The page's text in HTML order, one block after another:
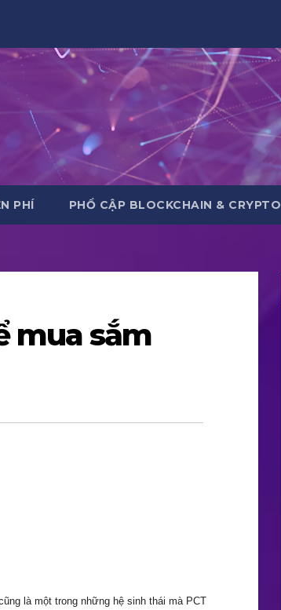
PHÍ PHỔ CẬP BLOCKCHAIN & CRYPTO
mua sắm
là một trong những hệ sinh thái mà PCT